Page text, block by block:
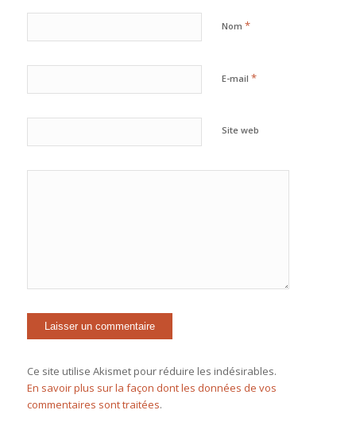
Nom *
E-mail *
Site web
Ce site utilise Akismet pour réduire les indésirables.
En savoir plus sur la façon dont les données de vos
commentaires sont traitées.